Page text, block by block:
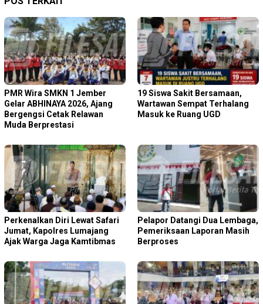
PMR Wira SMKN 1 Jember
Gelar ABHINAYA 2026, Ajang
Bergengsi Cetak Relawan
Muda Berprestasi
19 Siswa Sakit Bersamaan,
Wartawan Sempat Terhalang
Masuk ke Ruang UGD
Perkenalkan Diri Lewat Safari
Jumat, Kapolres Lumajang
Ajak Warga Jaga Kamtibmas
Pelapor Datangi Dua Lembaga,
Pemeriksaan Laporan Masih
Berproses